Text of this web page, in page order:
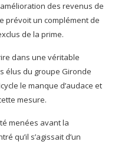
des revenus de
prévoit un complément de
de la prime.
dans une véritable
élus du groupe Gironde
le manque d’audace et
mesure.
menées avant la
qu’il s’agissait d’un